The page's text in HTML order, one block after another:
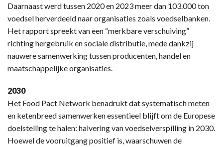
Daarnaast werd tussen 2020 en 2023 meer dan 103.000 ton
voedsel herverdeeld naar organisaties zoals voedselbanken.
Het rapport spreekt van een “merkbare verschuiving”
richting hergebruik en sociale distributie, mede dankzij
nauwere samenwerking tussen producenten, handel en
maatschappelijke organisaties.
2030
Het Food Pact Network benadrukt dat systematisch meten
en ketenbreed samenwerken essentieel blijft om de Europese
doelstelling te halen: halvering van voedselverspilling in 2030.
Hoewel de vooruitgang positief is, waarschuwen de